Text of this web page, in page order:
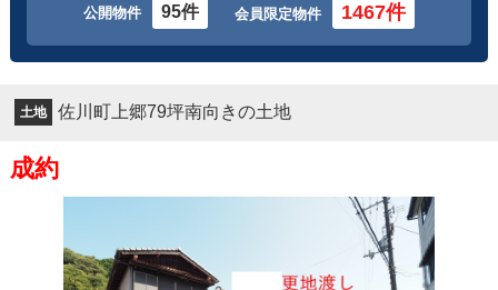
公開物件 95件 会員限定物件 1467件
土地 佐川町上郷79坪南向きの土地
成約